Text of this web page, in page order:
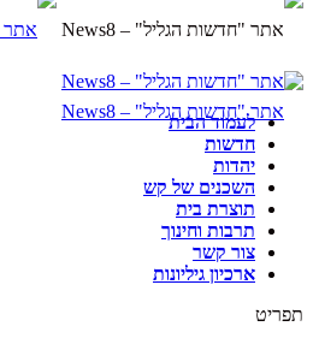
לעמוד הבית
חדשות
יהדות
השכנים של קש
תוצרת בית
תרבות וחינוך
צור קשר
ארכיון גיליונות
תפריט